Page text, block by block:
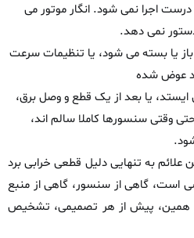
اجرا نمی‌ شود. انگار موتور می‌
نمی‌ دهد.
یا بسته می‌ شود، یا تنظیمات سرعت
عوض شده
یا بعد از یک قطع‌ و وصل برق،
وقتی سنسورها کاملا سالم‌ اند،
به‌ تنهایی دلیل قطعی خرابی برد
گاهی از سنسور، گاهی از منبع
همین، پیش از هر تصمیمی، تشخیص